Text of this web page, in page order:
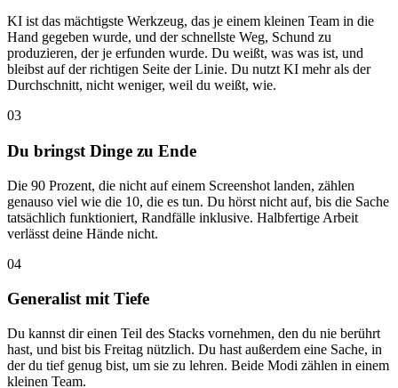
KI ist das mächtigste Werkzeug, das je einem kleinen Team in die
Hand gegeben wurde, und der schnellste Weg, Schund zu
produzieren, der je erfunden wurde. Du weißt, was was ist, und
bleibst auf der richtigen Seite der Linie. Du nutzt KI mehr als der
Durchschnitt, nicht weniger, weil du weißt, wie.
03
Du bringst Dinge zu Ende
Die 90 Prozent, die nicht auf einem Screenshot landen, zählen
genauso viel wie die 10, die es tun. Du hörst nicht auf, bis die Sache
tatsächlich funktioniert, Randfälle inklusive. Halbfertige Arbeit
verlässt deine Hände nicht.
04
Generalist mit Tiefe
Du kannst dir einen Teil des Stacks vornehmen, den du nie berührt
hast, und bist bis Freitag nützlich. Du hast außerdem eine Sache, in
der du tief genug bist, um sie zu lehren. Beide Modi zählen in einem
kleinen Team.